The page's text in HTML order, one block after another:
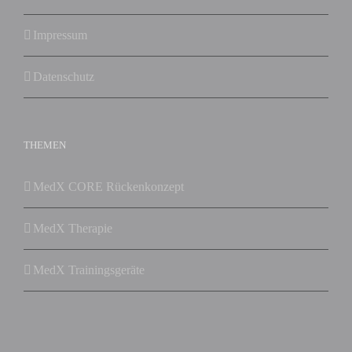
Impressum
Datenschutz
THEMEN
MedX CORE Rückenkonzept
MedX Therapie
MedX Trainingsgeräte